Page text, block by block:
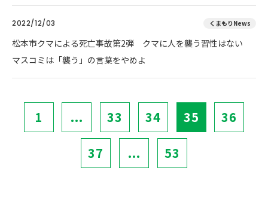
2022/12/03 くまもりNews
松本市クマによる死亡事故第2弾 クマに人を襲う習性はない
マスコミは「襲う」の言葉をやめよ
1 ... 33 34 35 36
37 ... 53